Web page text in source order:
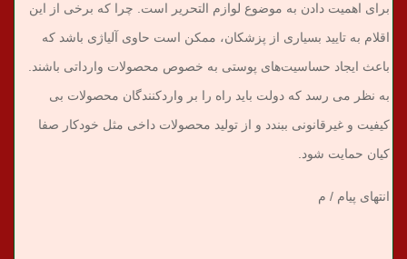
برای اهمیت دادن به موضوع لوازم التحریر است. چرا که برخی از این
اقلام به تایید بسیاری از پزشکان، ممکن است حاوی آلیاژی باشد که
باعث ایجاد حساسیت‌های پوستی به خصوص محصولات وارداتی باشند.
به نظر می رسد که دولت باید راه را بر واردکنندگان محصولات بی
کیفیت و غیرقانونی ببندد و از تولید محصولات داخی مثل خودکار صفا
کیان حمایت شود.
انتهای پیام / م